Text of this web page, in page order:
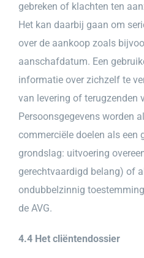
gebreken of klachten ten
Het kan daarbij gaan om
over de aankoop zoals
aanschafdatum. Een
informatie over zichzelf te
van levering of terugzenden
Persoonsgegevens worden
commerciële doelen als een
grondslag: uitvoering
gerechtvaardigd belang) of
ondubbelzinnig
de AVG.
4.4 Het cliëntendossier